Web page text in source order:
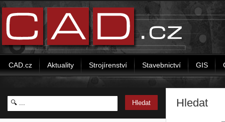
CAD.cz Aktuality Strojírenství Stavebnictví GIS
Hledat